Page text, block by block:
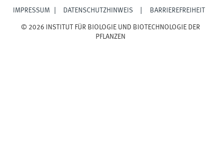
IMPRESSUM DATENSCHUTZHINWEIS BARRIEREFREIHEIT
© 2026 INSTITUT FÜR BIOLOGIE UND BIOTECHNOLOGIE DER
PFLANZEN